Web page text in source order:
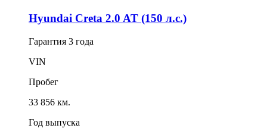
Hyundai Creta 2.0 AT (150 л.с.)
Гарантия 3 года
VIN
Пробег
33 856 км.
Год выпуска